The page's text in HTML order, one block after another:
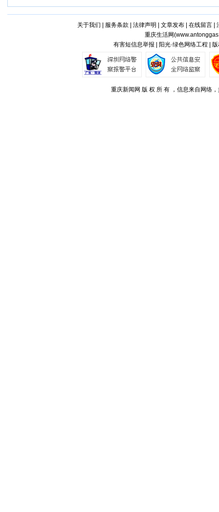
关于我们 服务条款 法律声明 文章发布| 在线留言|
重庆生活网(
有害短信息举报 | 阳光·绿色网络工程 |
重庆新闻网 版 权 所 有 ，信息来自网络